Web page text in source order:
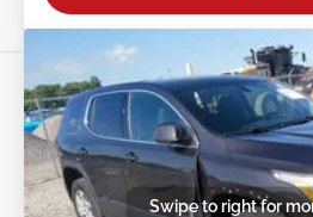
Swipe to right for